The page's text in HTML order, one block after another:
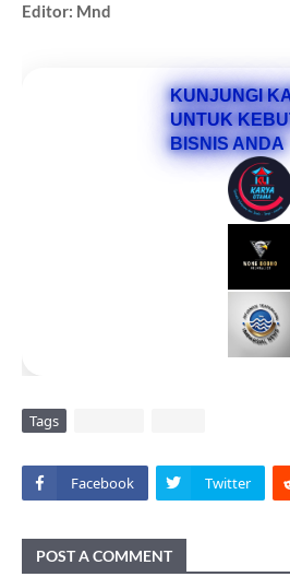
Editor: Mnd
KUNJUNGI
UNTUK
BISNIS ANDA
Tags
Facebook Twitter
POST A COMMENT